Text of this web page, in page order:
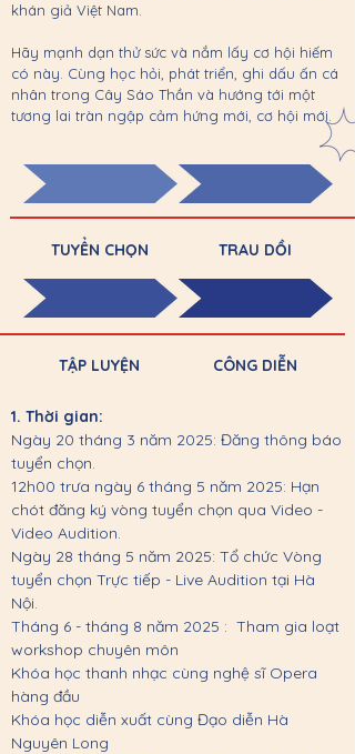
khán giả Việt Nam.
Hãy mạnh dạn thử sức và nắm lấy cơ hội hiếm
có này. Cùng học hỏi, phát triển, ghi dấu ấn cá
nhân trong Cây Sáo Thần và hướng tới một
tương lai tràn ngập cảm hứng mới, cơ hội mới.
TUYỂN CHỌN TRAU DỒI
TẬP LUYỆN CÔNG DIỄN
1. Thời gian:
Ngày 20 tháng 3 năm 2025: Đăng thông báo
tuyển chọn.
12h00 trưa ngày 6 tháng 5 năm 2025: Hạn
chót đăng ký vòng tuyển chọn qua Video -
Video Audition.
Ngày 28 tháng 5 năm 2025: Tổ chức Vòng
tuyển chọn Trực tiếp - Live Audition tại Hà
Nội.
Tháng 6 - tháng 8 năm 2025 : Tham gia loạt
workshop chuyên môn
Khóa học thanh nhạc cùng nghệ sĩ Opera
hàng đầu
Khóa học diễn xuất cùng Đạo diễn Hà
Nguyên Long